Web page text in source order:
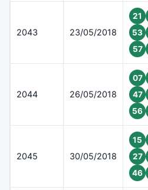
2043 23/05/2018
21
53
57
2044 26/05/2018
07
47
56
2045 30/05/2018
15
27
46